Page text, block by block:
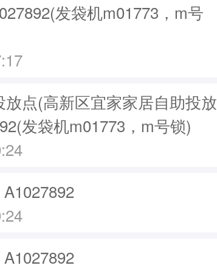
发袋机m01773，m号
点(高新区宜家家居自助投放
发袋机m01773，m号锁)